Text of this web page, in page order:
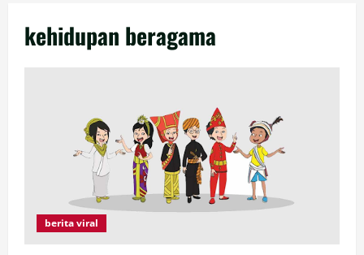
kehidupan beragama
berita viral